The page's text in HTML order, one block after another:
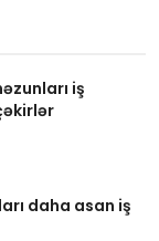
iş
daha asan iş